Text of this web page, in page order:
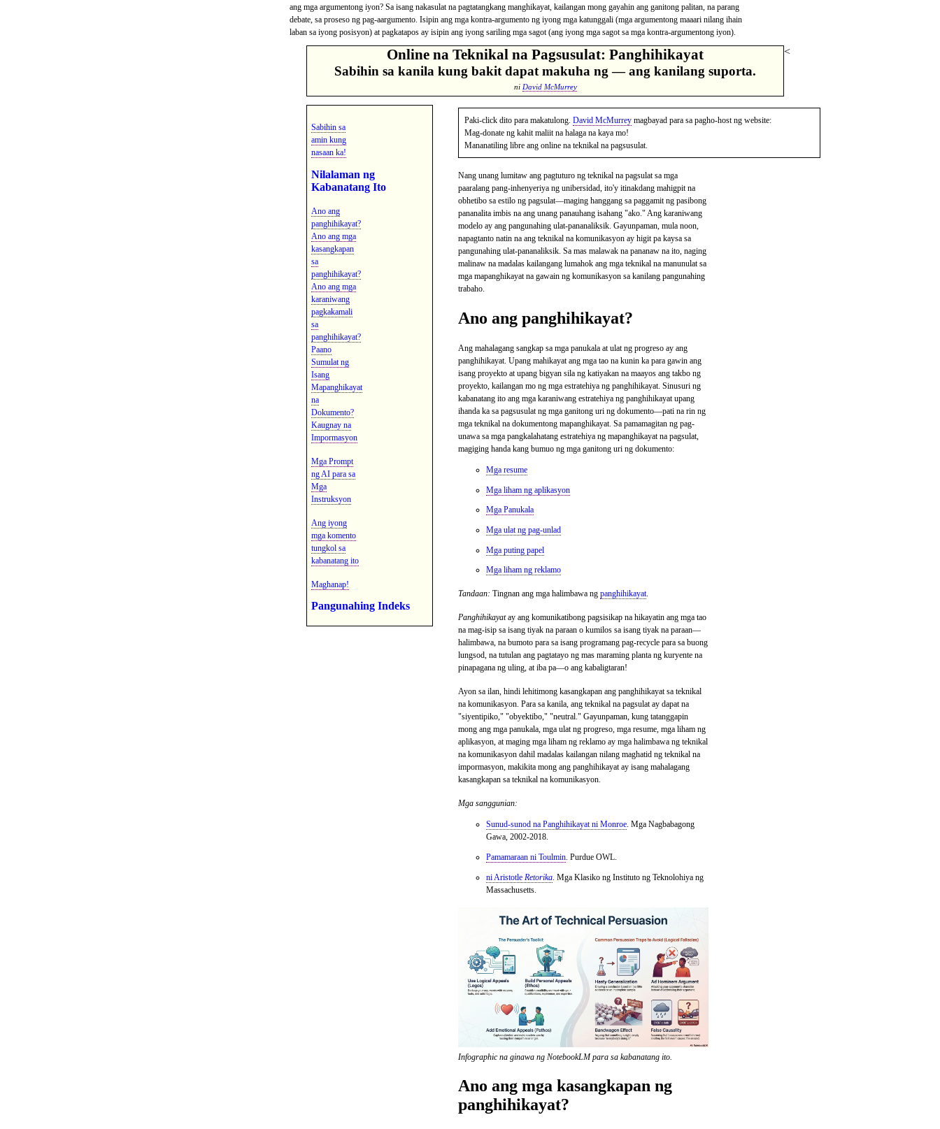
ang mga argumentong iyon? Sa isang nakasulat na pagtatangkang manghikayat, kailangan mong gayahin ang ganitong palitan, na parang
debate, sa proseso ng pag-aargumento. Isipin ang mga kontra-argumento ng iyong mga katunggali (mga argumentong maaari nilang ihain
laban sa iyong posisyon) at pagkatapos ay isipin ang iyong sariling mga sagot (ang iyong mga sagot sa mga kontra-argumentong iyon).
<
Online na Teknikal na Pagsusulat: Panghihikayat
Sabihin sa kanila kung bakit dapat makuha ng — ang kanilang suporta.
ni David McMurrey
Sabihin sa
amin kung
nasaan ka!
Nilalaman ng
Kabanatang Ito
Ano ang
panghihikayat?
Ano ang mga
kasangkapan
sa
panghihikayat?
Ano ang mga
karaniwang
pagkakamali
sa
panghihikayat?
Paano
Sumulat ng
Isang
Mapanghikayat
na
Dokumento?
Kaugnay na
Impormasyon
Mga Prompt
ng AI para sa
Mga
Instruksyon
Ang iyong
mga komento
tungkol sa
kabanatang ito
Maghanap!
Pangunahing Indeks
Paki-click dito para makatulong. David McMurreymagbayad para sa pagho-host ng website:
Mag-donate ng kahit maliit na halaga na kaya mo!
Mananatiling libre ang online na teknikal na pagsusulat.
Nang unang lumitaw ang pagtuturo ng teknikal na pagsulat sa mga
paaralang pang-inhenyeriya ng unibersidad, ito'y itinakdang mahigpit na
obhetibo sa estilo ng pagsulat—maging hanggang sa paggamit ng pasibong
pananalita imbis na ang unang panauhang isahang "ako." Ang karaniwang
modelo ay ang pangunahing ulat-pananaliksik. Gayunpaman, mula noon,
napagtanto natin na ang teknikal na komunikasyon ay higit pa kaysa sa
pangunahing ulat-pananaliksik. Sa mas malawak na pananaw na ito, naging
malinaw na madalas kailangang lumahok ang mga teknikal na manunulat sa
mga mapanghikayat na gawain ng komunikasyon sa kanilang pangunahing
trabaho.
Ano ang panghihikayat?
Ang mahalagang sangkap sa mga panukala at ulat ng progreso ay ang
panghihikayat. Upang mahikayat ang mga tao na kunin ka para gawin ang
isang proyekto at upang bigyan sila ng katiyakan na maayos ang takbo ng
proyekto, kailangan mo ng mga estratehiya ng panghihikayat. Sinusuri ng
kabanatang ito ang mga karaniwang estratehiya ng panghihikayat upang
ihanda ka sa pagsusulat ng mga ganitong uri ng dokumento—pati na rin ng
mga teknikal na dokumentong mapanghikayat. Sa pamamagitan ng pag-
unawa sa mga pangkalahatang estratehiya ng mapanghikayat na pagsulat,
magiging handa kang bumuo ng mga ganitong uri ng dokumento:
Mga resume
Mga liham ng aplikasyon
Mga Panukala
Mga ulat ng pag-unlad
Mga puting papel
Mga liham ng reklamo
Tandaan: Tingnan ang mga halimbawa ng panghihikayat.
Panghihikayatay ang komunikatibong pagsisikap na hikayatin ang mga tao
na mag-isip sa isang tiyak na paraan o kumilos sa isang tiyak na paraan—
halimbawa, na bumoto para sa isang programang pag-recycle para sa buong
lungsod, na tutulan ang pagtatayo ng mas maraming planta ng kuryente na
pinapagana ng uling, at iba pa—o ang kabaligtaran!
Ayon sa ilan, hindi lehitimong kasangkapan ang panghihikayat sa teknikal
na komunikasyon. Para sa kanila, ang teknikal na pagsulat ay dapat na
"siyentipiko," "obyektibo," "neutral." Gayunpaman, kung tatanggapin
mong ang mga panukala, mga ulat ng progreso, mga resume, mga liham ng
aplikasyon, at maging mga liham ng reklamo ay mga halimbawa ng teknikal
na komunikasyon dahil madalas kailangan nilang maghatid ng teknikal na
impormasyon, makikita mong ang panghihikayat ay isang mahalagang
kasangkapan sa teknikal na komunikasyon.
Mga sanggunian:
Sunud-sunod na Panghihikayat ni Monroe. Mga Nagbabagong
Gawa, 2002-2018.
Pamamaraan ni Toulmin. Purdue OWL.
ni Aristotle Retorika. Mga Klasiko ng Instituto ng Teknolohiya ng
Massachusetts.
Infographic na ginawa ng NotebookLM para sa kabanatang ito.
Ano ang mga kasangkapan ng
panghihikayat?